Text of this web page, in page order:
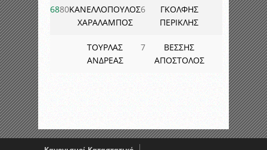
6880ΚΑΝΕΛΛΟΠΟΥΛΟΣ
ΧΑΡΑΛΑΜΠΟΣ
6
ΓΚΟΛΦΗΣ
ΠΕΡΙΚΛΗΣ
ΤΟΥΡΛΑΣ
ΑΝΔΡΕΑΣ
7
ΒΕΣΣΗΣ
ΑΠΟΣΤΟΛΟΣ